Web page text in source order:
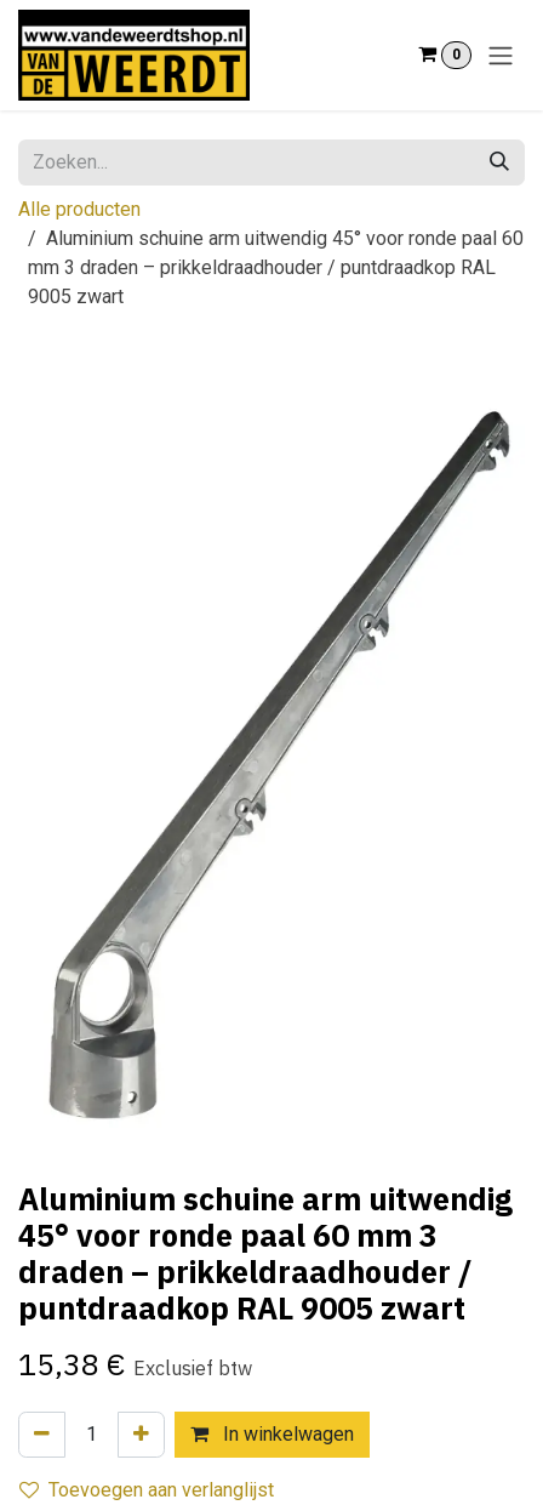
Overslaan naar inhoud
0
Alle producten
Aluminium schuine arm uitwendig 45° voor ronde paal 60
mm 3 draden – prikkeldraadhouder / puntdraadkop RAL
9005 zwart
Aluminium schuine arm uitwendig
45° voor ronde paal 60 mm 3
draden – prikkeldraadhouder /
puntdraadkop RAL 9005 zwart
15,38 € Exclusief btw
In winkelwagen
Toevoegen aan verlanglijst